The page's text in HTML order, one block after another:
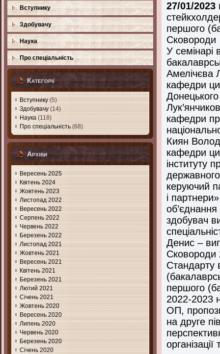
Вступнику
Здобувачу
Наука
Про спеціальність
Категорії
Вступнику (5)
Здобувачу (14)
Наука (118)
Про спеціальність (68)
Архіви
Вересень 2025
Квітень 2024
Жовтень 2023
Листопад 2022
Вересень 2022
Серпень 2022
Червень 2022
Березень 2022
Листопад 2021
Жовтень 2021
Вересень 2021
Квітень 2021
Березень 2021
Лютий 2021
Січень 2021
Жовтень 2020
Вересень 2020
Липень 2020
Червень 2020
Березень 2020
Січень 2020
27/01/2023
першого
Сковороди
У
Амелічєва
кафедри
кафедри
Киян
кафедри
інституту
керуючий
і
здобувач
Денис –
Сковороди
Стандарту
першого
2022-2023
ОП,
на друге